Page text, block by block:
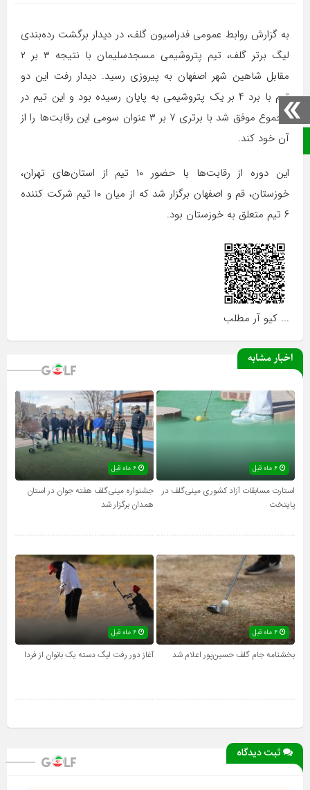
صفحه نخست
به گزارش روابط عمومی فدراسیون گلف، در دیدار برگشت رده‌بندی
لیگ برتر گلف، تیم پتروشیمی مسجدسلیمان با نتیجه ۳ بر ۲
مقابل شاهین شهر اصفهان به پیروزی رسید. دیدار رفت این دو
تیم با برد ۴ بر یک پتروشیمی به پایان رسیده بود و این تیم در
مجموع موفق شد با برتری ۷ بر ۳ عنوان سومی این رقابت‌ها را از
آن خود کند.
این دوره از رقابت‌ها با حضور ۱۰ تیم از استان‌های تهران،
خوزستان، قم و اصفهان برگزار شد كه از میان ۱۰ تیم شركت كننده
۶ تیم متعلق به خوزستان بود.
... کیو آر مطلب
اخبار مشابه
۶ ماه قبل
استارت مسابقات آزاد کشوری مینی‌گلف در
پایتخت
جشنواره مینی‌گلف هفته جوان در استان
همدان برگزار شد
۶ ماه قبل
بخشنامه جام گلف حسین‌پور اعلام شد آغاز دور رفت لیگ دسته یک بانوان از فردا
ثبت دیدگاه